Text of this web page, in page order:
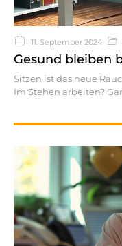
11. September 2024
Gesund bleiben
Sitzen ist das neue
Im Stehen arbeiten?